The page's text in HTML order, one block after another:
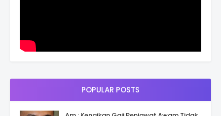
POPULAR POSTS